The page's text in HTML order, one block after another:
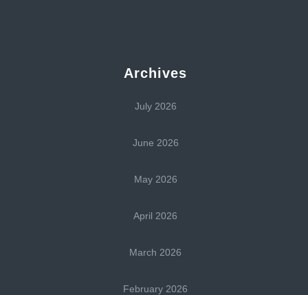
Archives
July 2026
June 2026
May 2026
April 2026
March 2026
February 2026